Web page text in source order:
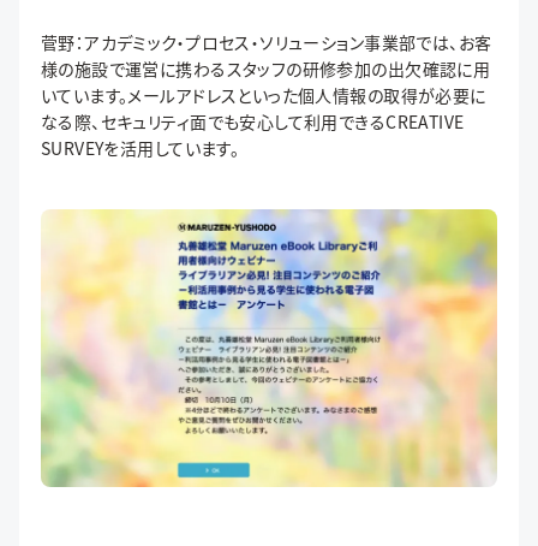
菅野：アカデミック・プロセス・ソリューション事業部では、お客
様の施設で運営に携わるスタッフの研修参加の出欠確認に用
いています。メールアドレスといった個人情報の取得が必要に
なる際、セキュリティ面でも安心して利用できるCREATIVE
SURVEYを活用しています。